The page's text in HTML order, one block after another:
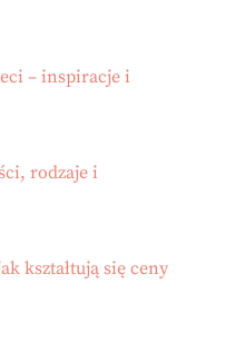
– inspiracje i
rodzaje i
kształtują się ceny